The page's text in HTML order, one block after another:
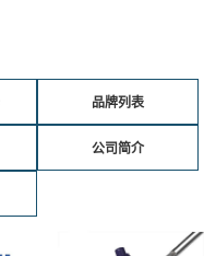
品牌列表
公司简介